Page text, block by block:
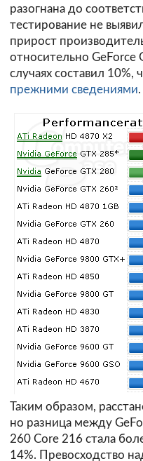
разогнана до
тестирование не
прирост
относительно GeForce
случаях составил 10%,
прежними сведениями.
Таким образом,
но разница между
260 Сore 216 стала
14%. Превосходство